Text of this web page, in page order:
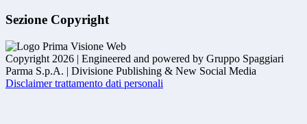
Sezione Copyright
Copyright 2026 | Engineered and powered by Gruppo Spaggiari
Parma S.p.A. | Divisione Publishing & New Social Media
Disclaimer trattamento dati personali